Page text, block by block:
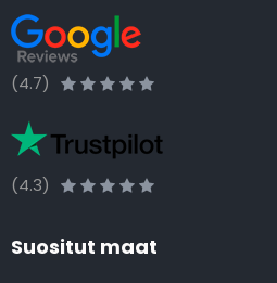
(4.7)
(4.3)
Suositut maat